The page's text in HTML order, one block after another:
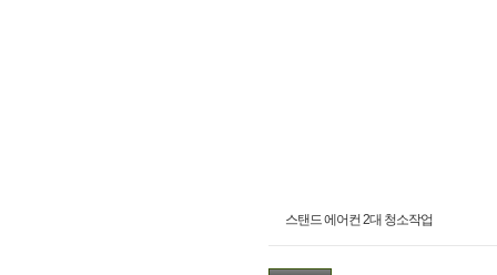
스탠드 에어컨 2대 청소작업